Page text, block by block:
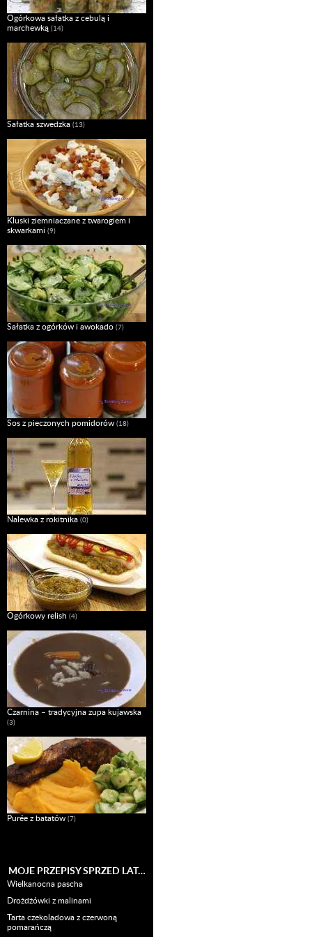
Ogórkowa sałatka z cebulą i
marchewką (14)
Sałatka szwedzka (13)
Kluski ziemniaczane z twarogiem i
skwarkami (9)
Sałatka z ogórków i awokado (7)
Sos z pieczonych pomidorów (18)
Nalewka z rokitnika (0)
Ogórkowy relish (4)
Czarnina – tradycyjna zupa kujawska
(3)
Purée z batatów (7)
MOJE PRZEPISY SPRZED LAT…
Wielkanocna pascha
Drożdżówki z malinami
Tarta czekoladowa z czerwoną
pomarańczą